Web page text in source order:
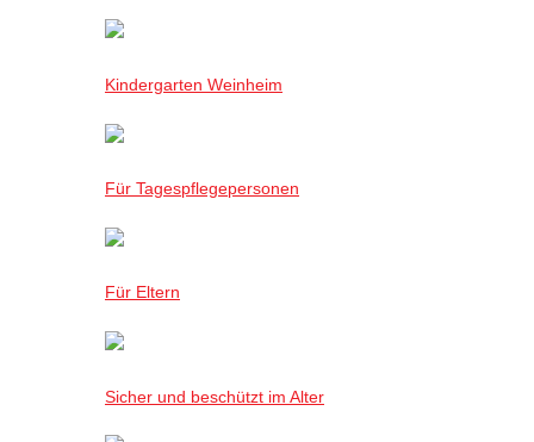
Kindergarten Weinheim
Für Tagespflegepersonen
Für Eltern
Sicher und beschützt im Alter